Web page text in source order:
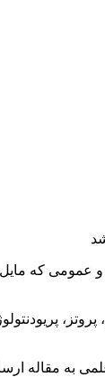
شده بود کلیه
بیماري ها،
به مقاله